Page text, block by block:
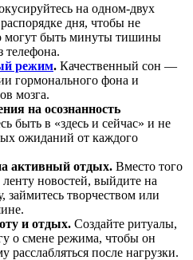
на одном-двух
дня, чтобы не
могут быть минуты тишины
телефона.
режим. Качественный сон —
гормонального фона и
мозга.
на осознанность
быть в «здесь и сейчас» и не
ожиданий от каждого
активный отдых. Вместо того
новостей, выйдите на
займитесь творчеством или
и отдых. Создайте ритуалы,
о смене режима, чтобы он
расслабляться после нагрузки.